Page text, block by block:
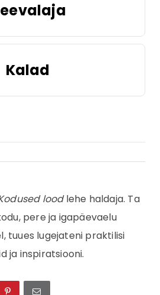
Kalad
loodlehe haldaja. Ta
pere ja igapäevaelu
tuues lugejateni praktilisi
ja inspiratsiooni.